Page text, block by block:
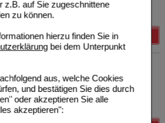
z.B. auf Sie zugeschnittene
zu können.
hierzu finden Sie in
bei dem Unterpunkt
aus, welche Cookies
und bestätigen Sie dies durch
oder akzeptieren Sie alle
akzeptieren":
Unser Preis*
Sie sparen
Kaps.3 Monats Packung
UVP** 69,90 €
Unser Preis *
Sie sparen